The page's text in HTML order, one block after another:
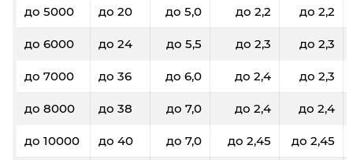
до 5000 до 20 до 5,0 до 2,2 до 2,2
до 6000 до 24 до 5,5 до 2,3 до 2,3
до 7000 до 36 до 6,0 до 2,4 до 2,3
до 8000 до 38 до 7,0 до 2,4 до 2,4
до 10000 до 40 до 7,0 до 2,45 до 2,45